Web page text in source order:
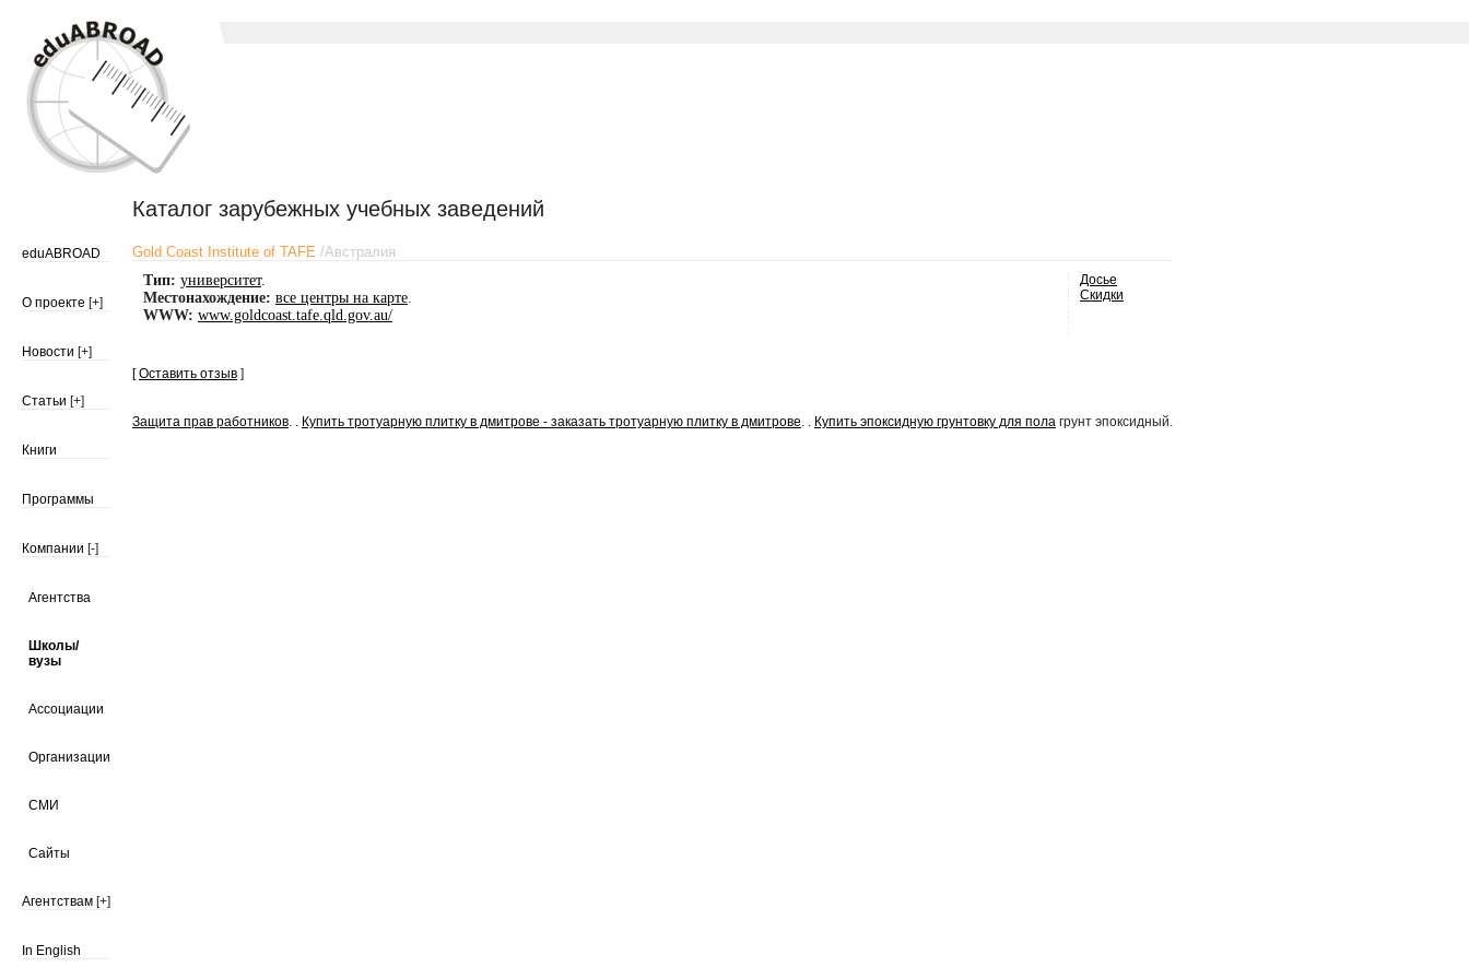
Каталог зарубежных учебных заведений
eduABROAD
О проекте [+]
Новости [+]
Статьи [+]
Книги
Программы
Компании [-]
Агентства
Школы/
вузы
Ассоциации
Организации
СМИ
Сайты
Агентствам [+]
In English
Gold Coast Institute of TAFE /Австралия
Тип: университет.
Местонахождение: все центры на карте.
WWW: www.goldcoast.tafe.qld.gov.au/
Досье
Скидки
[Оставить отзыв ]
Защита прав работников. . Купить тротуарную плитку в дмитрове - заказать тротуарную плитку в дмитрове. . Купить эпоксидную грунтовку для пола грунт эпоксидный.